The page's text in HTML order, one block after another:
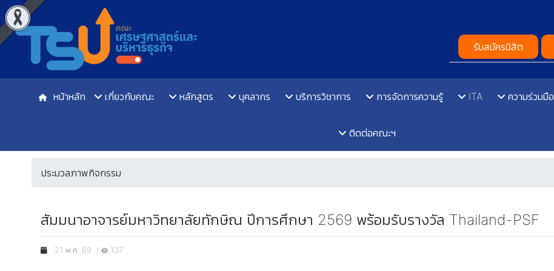
รับสมัครนิสิต
หน้าหลัก เกี่ยวกับคณะ หลักสูตร บุคลากร บริการวิชาการ การจัดการความรู้ ITA ความร่วมมือ
ติดต่อคณะฯ
ประมวลภาพกิจกรรม
สัมมนาอาจารย์มหาวิทยาลัยทักษิณ ปีการศึกษา 2569 พร้อมรับรางวัล Thailand-PSF
21 พ.ค. 69 / 137